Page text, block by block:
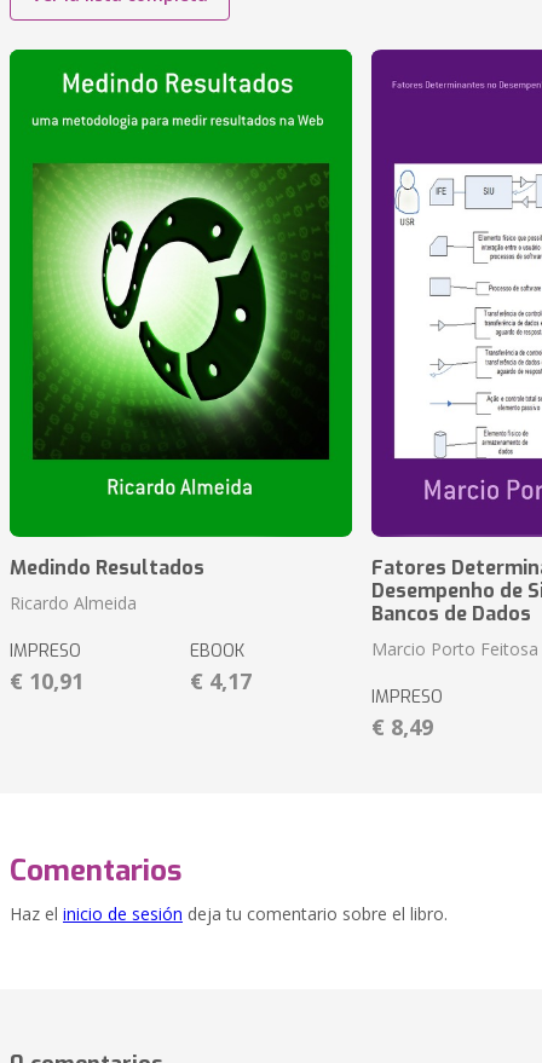
Medindo Resultados
Ricardo Almeida
IMPRESO
€ 10,91
EBOOK
€ 4,17
Fatores
Desempenho de
Bancos de Dados
Marcio Porto Feitosa
IMPRESO
€ 8,49
Comentarios
Haz el inicio de sesión deja tu comentario sobre el libro.